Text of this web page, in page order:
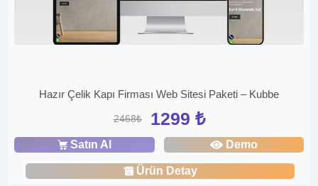
Hazır Çelik Kapı Firması Web Sitesi Paketi – Kubbe
2468₺ 1299 ₺
Satın Al Demo
Ürün Detay